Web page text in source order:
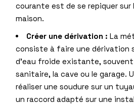
courante est de se repiquer sur
maison.
Créer une dérivation : La
consiste à faire une dérivation
d’eau froide existante, souvent
sanitaire, la cave ou le garage.
réaliser une soudure sur un
un raccord adapté sur une